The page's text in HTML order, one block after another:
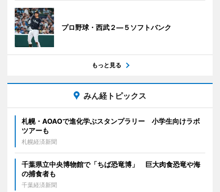
プロ野球・西武２―５ソフトバンク
もっと見る
みん経トピックス
札幌・AOAOで進化学ぶスタンプラリー 小学生向けラボ
ツアーも
札幌経済新聞
千葉県立中央博物館で「ちば恐竜博」 巨大肉食恐竜や海
の捕食者も
千葉経済新聞